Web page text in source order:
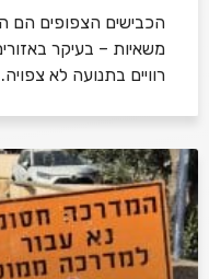
הכבישים הצפופים הם
משאיות – בעיקר
רוויים בתנועה לא צפויה.